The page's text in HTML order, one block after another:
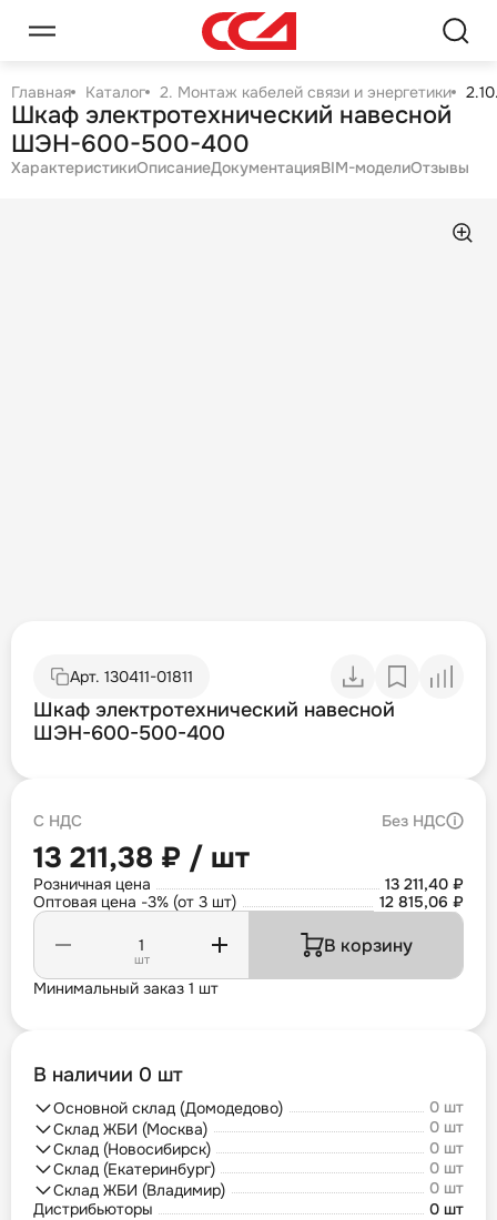
Главная Каталог 2. Монтаж кабелей связи и энергетики
Шкаф электротехнический навесной
ШЭН-600-500-400
ХарактеристикиОписаниеДокументацияBIM-моделиОтзывы
Арт. 130411-01811
Шкаф электротехнический навесной
ШЭН-600-500-400
С НДС Без НДС
13 211,38 ₽ / шт
Розничная цена
13 211,40 ₽
Оптовая цена -3% (от 3 шт)
12 815,06 ₽
шт
В корзину
Минимальный заказ 1 шт
В наличии 0 шт
Основной склад (Домодедово)
0 шт
Склад ЖБИ (Москва)
0 шт
Склад (Новосибирск)
0 шт
Склад (Екатеринбург)
0 шт
Склад ЖБИ (Владимир)
0 шт
Дистрибьюторы
0 шт